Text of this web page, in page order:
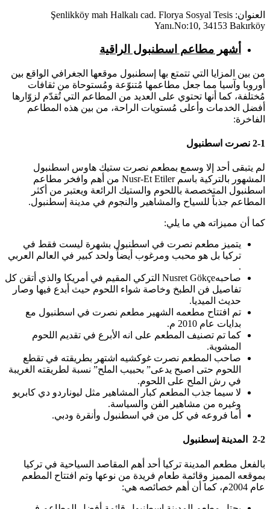
العنوان: Şenlikköy mah Halkalı cad. Florya Sosyal Tesis
Yanı.No:10, 34153 Bakırköy
أشهر مطاعم اسطنبول الراقية
من بين المزايا التي تتمتع بها إسطنبول موقعها الجغرافي الواقع بين
أوروبا وآسيا مما جعل مطاعمها مُتنوّعة ومُستوحاة من ثقافات
مُختلفة، كما أنها تحتوي على العديد من المطاعم التي تُقدّم لزوّارها
أفضل الخدمات وأعلى مُستويات الراحة، من بين هذه المطاعم
الفاخرة:
2-1 نصرت اسطنبول
لم يتبقى أحد إلا وسمع بمطعم نصرت ستيك هاوس اسطنبول
المشهور بالتركية باسم Nusr-Et Etiler من أهم وافخر مطاعم
اسطنبول المتخصصة باللحوم والستيك الرائعة ويعتبر من أكثر
المطاعم جذباً للسياح والمشاهير والنجوم في مدينة إسطنبول.
كما أن مميزاته هي ما يلي:
يتميز مطعم نصرت في اسطنبول بشهرة ليست فقط في
تركيا بل هو محبب ومرغوب أيضاً ولحد كبير في العالم العربي
.
صاحبهNusret Gökçe التركي المقيم في أمريكا والذي أتقن كل
تفاصيل فن الطبخ وخاصة شواء اللحوم حيث أبدع فيها وصار
حديث الميديا.
تم افتتاح مطعمه الشهير مطعم نصرت في اسطنبول مع
بدايات عام 2010 م.
كما تم تصنيف المطعم على انه الأبرع في تقديم اللحوم
المشوية.
صاحب المطعم نصرت غوكشيه اشتهر بطريقته في تقطع
اللحوم حتى اصبح يدعى” بحبيب الملح” نسبة لطريقته الغريبة
في رش الملح على اللحوم.
لا سيما جذب المطعم كبار المشاهير مثل ليوناردو دي كابريو
وغيره من مشاهير الفن والسياسة.
أما فروعه في كل من في اسطنبول وأنقرة ودبي.
2-2 المدينة إسطنبول
بالفعل مطعم المدينة تركيا أحد أهم المقاصد السياحية في تركيا
بموقعه المميز وقائمة طعام فريدة من نوعها وتم افتتاح المطعم
عام 2004م، كما أن أهم خصائصه هي: